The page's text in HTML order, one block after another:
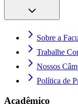
Sobre a
Trabalhe
Nossos
Política de
Acadêmico